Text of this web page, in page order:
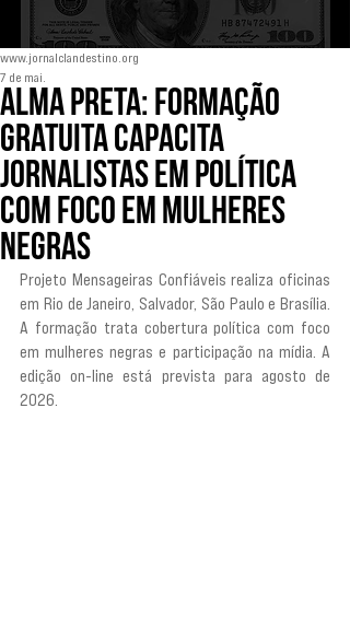
Alma Preta: Formação
gratuita capacita
jornalistas em política
com foco em mulheres
negras
www.jornalclandestino.org
7 de mai.
Projeto Mensageiras Confiáveis realiza oficinas
em Rio de Janeiro, Salvador, São Paulo e Brasília.
A formação trata cobertura política com foco
em mulheres negras e participação na mídia. A
edição on-line está prevista para agosto de
2026.